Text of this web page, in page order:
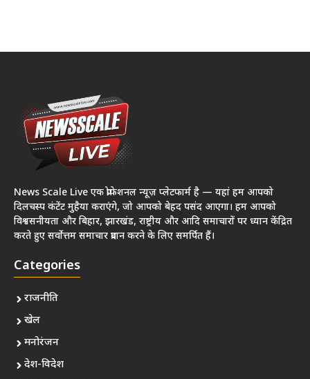
News Scale Live एक प्रोफेशनल न्यूज़ प्लेटफार्म है — यहां हम आपको
दिलचस्प कंटेंट मुहैया कराएंगे, जो आपको बेहद पसंद आएगा। हम आपको
विश्वसनीयता और बिहार, झारखंड, राष्ट्रीय और आदि समाचारों पर ध्यान केंद्रित
करते हुए सर्वोत्तम समाचार प्रदान करने के लिए समर्पित हैं।
Categories
राजनीति
खेल
मनोरंजन
देश-विदेश